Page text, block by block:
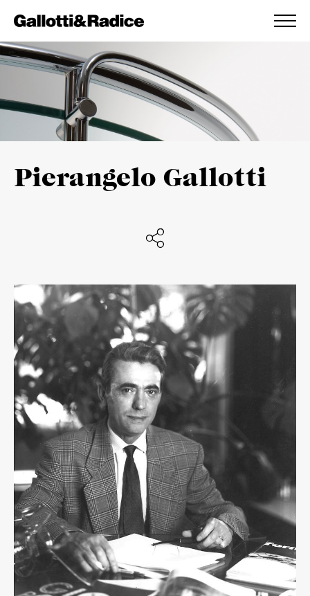
AGGIUNTO ALLA WISHLIST
VEDI LA TUA WISHLIST
Pierangelo Gallotti